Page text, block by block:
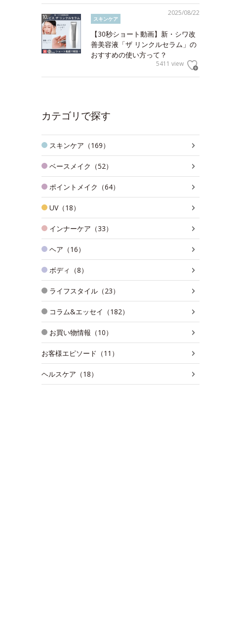
2025/08/22
スキンケア
【30秒ショート動画】新・シワ改
善美容液「ザ リンクルセラム」の
おすすめの使い方って？
5411 view
カテゴリで探す
スキンケア（169）
ベースメイク（52）
ポイントメイク（64）
UV（18）
インナーケア（33）
ヘア（16）
ボディ（8）
ライフスタイル（23）
コラム&エッセイ（182）
お買い物情報（10）
お客様エピソード（11）
ヘルスケア（18）